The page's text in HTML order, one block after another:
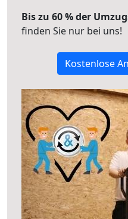
Bis zu 60 % der
finden Sie nur bei uns!
Kostenlose